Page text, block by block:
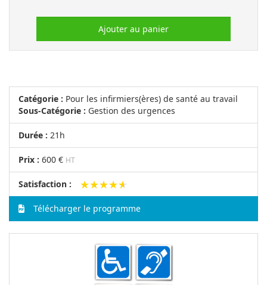
Ajouter au panier
Catégorie : Pour les infirmiers(ères) de santé au travail
Sous-Catégorie : Gestion des urgences
Durée : 21h
Prix : 600 € HT
Satisfaction : ★★★★★
★★★★★
Télécharger le programme